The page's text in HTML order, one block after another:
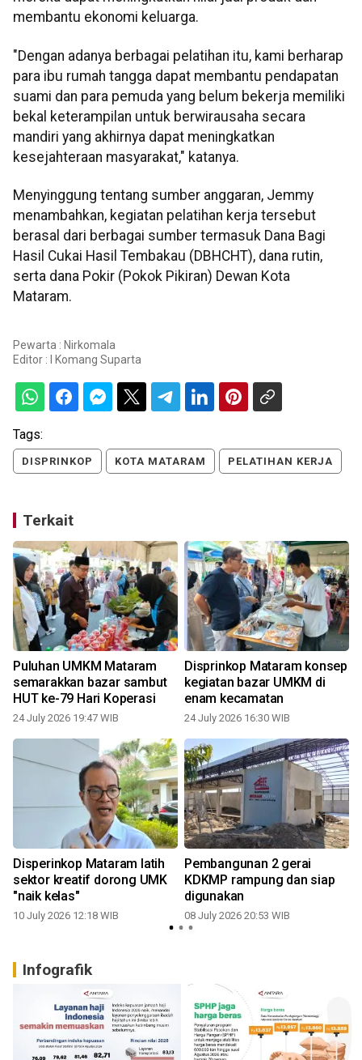
membantu ekonomi keluarga.
"Dengan adanya berbagai pelatihan itu, kami berharap
para ibu rumah tangga dapat membantu pendapatan
suami dan para pemuda yang belum bekerja memiliki
bekal keterampilan untuk berwirausaha secara
mandiri yang akhirnya dapat meningkatkan
kesejahteraan masyarakat," katanya.
Menyinggung tentang sumber anggaran, Jemmy
menambahkan, kegiatan pelatihan kerja tersebut
berasal dari berbagai sumber termasuk Dana Bagi
Hasil Cukai Hasil Tembakau (DBHCHT), dana rutin,
serta dana Pokir (Pokok Pikiran) Dewan Kota
Mataram.
Pewarta : Nirkomala
Editor :
I Komang Suparta
Tags:
DISPRINKOP KOTA MATARAM PELATIHAN KERJA
Terkait
Puluhan UMKM Mataram
semarakkan bazar sambut
HUT ke-79 Hari Koperasi
24 July 2026 19:47 WIB
Disprinkop Mataram konsep
kegiatan bazar UMKM di
enam kecamatan
24 July 2026 16:30 WIB
Disperinkop Mataram latih
sektor kreatif dorong UMK
"naik kelas"
10 July 2026 12:18 WIB
Pembangunan 2 gerai
KDKMP rampung dan siap
digunakan
08 July 2026 20:53 WIB
Infografik